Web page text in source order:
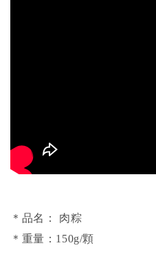
＊品名： 肉粽
＊重量：150g/顆